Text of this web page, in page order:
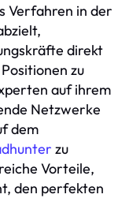
Verfahren in der
direkt
zu
auf ihrem
Netzwerke
dem
zu
Vorteile,
den perfekten